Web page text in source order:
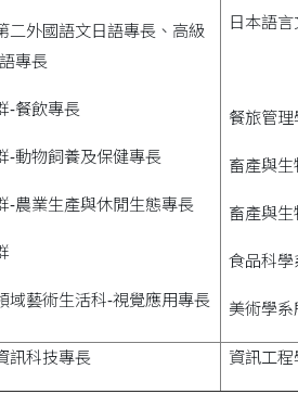
二外國語文日語專長、高級
專長
-餐飲專長
-動物飼養及保健專長
-農業生產與休閒生態專長
域藝術生活科-視覺應用專長
日本語
餐旅管
畜產與
畜產與
食品科學
美術學系
訊科技專長 資訊工